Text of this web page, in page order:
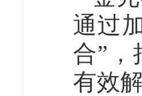
通过
合”，
有效